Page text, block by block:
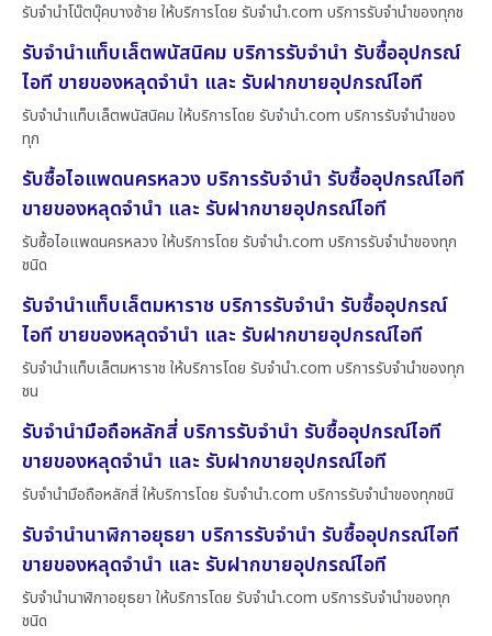
รับจำนำโน๊ตบุ๊คบางซ้าย ให้บริการโดย รับจํานํา.com บริการรับจำนำของทุกช
รับจำนำแท็บเล็ตพนัสนิคม บริการรับจำนำ รับซื้ออุปกรณ์
ไอที ขายของหลุดจำนำ และ รับฝากขายอุปกรณ์ไอที
รับจำนำแท็บเล็ตพนัสนิคม ให้บริการโดย รับจํานํา.com บริการรับจำนำของ
ทุก
รับซื้อไอแพดนครหลวง บริการรับจำนำ รับซื้ออุปกรณ์ไอที
ขายของหลุดจำนำ และ รับฝากขายอุปกรณ์ไอที
รับซื้อไอแพดนครหลวง ให้บริการโดย รับจํานํา.com บริการรับจำนำของทุก
ชนิด
รับจำนำแท็บเล็ตมหาราช บริการรับจำนำ รับซื้ออุปกรณ์
ไอที ขายของหลุดจำนำ และ รับฝากขายอุปกรณ์ไอที
รับจำนำแท็บเล็ตมหาราช ให้บริการโดย รับจํานํา.com บริการรับจำนำของทุก
ชน
รับจำนำมือถือหลักสี่ บริการรับจำนำ รับซื้ออุปกรณ์ไอที
ขายของหลุดจำนำ และ รับฝากขายอุปกรณ์ไอที
รับจำนำมือถือหลักสี่ ให้บริการโดย รับจํานํา.com บริการรับจำนำของทุกชนิ
รับจำนำนาฬิกาอยุธยา บริการรับจำนำ รับซื้ออุปกรณ์ไอที
ขายของหลุดจำนำ และ รับฝากขายอุปกรณ์ไอที
รับจำนำนาฬิกาอยุธยา ให้บริการโดย รับจํานํา.com บริการรับจำนำของทุก
ชนิด